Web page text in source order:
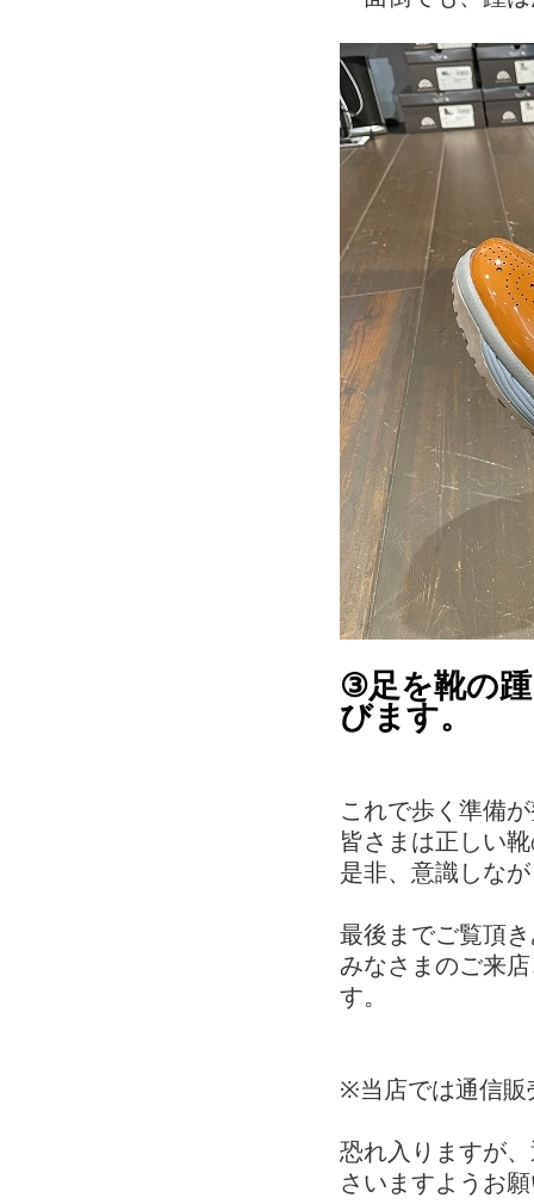
③足を靴の
びます。
これで歩く準備
皆さまは正しい
是非、意識しな
最後までご覧頂
みなさまのご来
す。
※当店では通信販
恐れ入りますが
さいますようお